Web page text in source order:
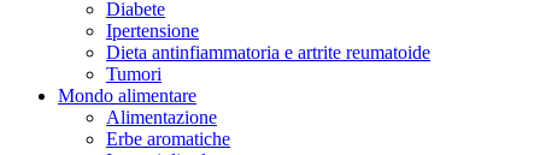
Diabete
Ipertensione
Dieta antinfiammatoria e artrite reumatoide
Tumori
Mondo alimentare
Alimentazione
Erbe aromatiche